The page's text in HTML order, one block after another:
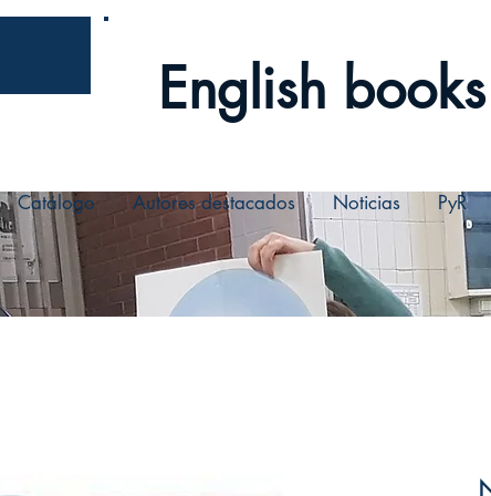
English
Catálogo Autores destacados Noticias PyR